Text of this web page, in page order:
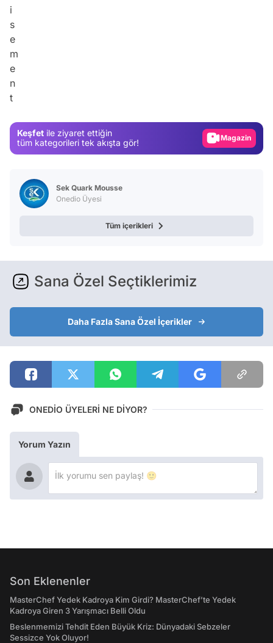
Keşfet ile ziyaret ettiğin
tüm kategorileri tek akışta gör!
Video
Sek Quark Mousse
Onedio Üyesi
Tüm içerikleri
Sana Özel Seçtiklerimiz
Daha Fazla Sana Özel İçerikler
ONEDİO ÜYELERİ NE DİYOR?
Yorum Yazın
Son Eklenenler
MasterChef Yedek Kadroya Kim Girdi? MasterChef’te Yedek
Kadroya Giren 3 Yarışmacı Belli Oldu
Beslenmemizi Tehdit Eden Büyük Kriz: Dünyadaki Sebzeler
Sessizce Yok Oluyor!